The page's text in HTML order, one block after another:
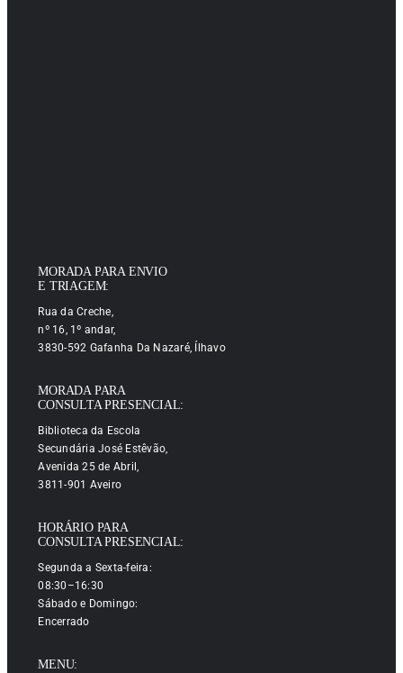
MORADA PARA ENVIO
E TRIAGEM:
Rua da Creche,
nº 16, 1º andar,
3830-592 Gafanha Da Nazaré, Ílhavo
MORADA PARA
CONSULTA PRESENCIAL:
Biblioteca da Escola
Secundária José Estêvão,
Avenida 25 de Abril,
3811-901 Aveiro
HORÁRIO PARA
CONSULTA PRESENCIAL:
Segunda a Sexta-feira:
08:30–16:30
Sábado e Domingo:
Encerrado
MENU: